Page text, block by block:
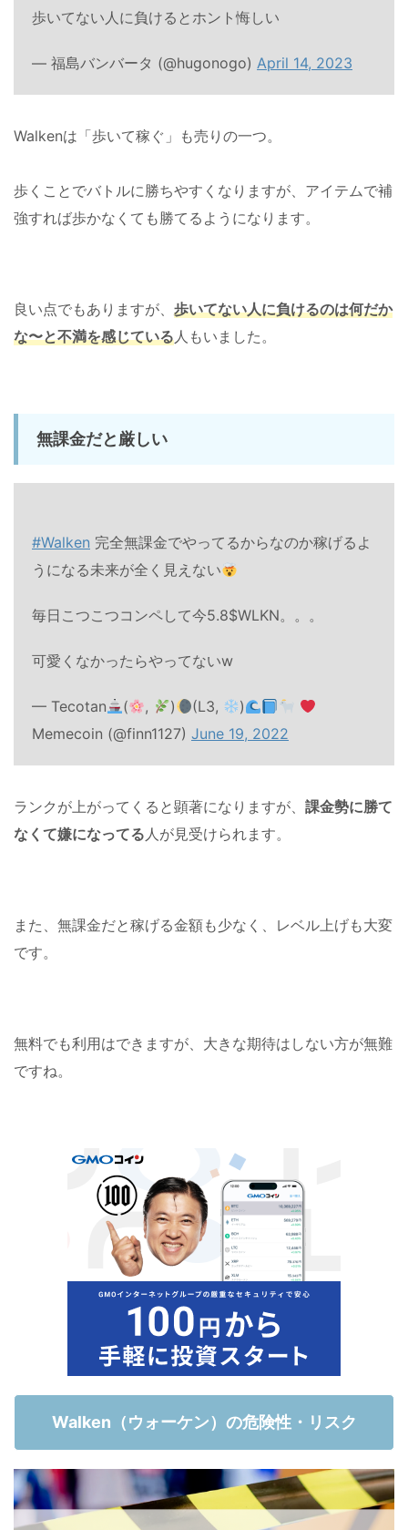
歩いてない人に負けるとホント悔しい
— 福島バンバータ (@hugonogo) April 14, 2023
Walkenは「歩いて稼ぐ」も売りの一つ。
歩くことでバトルに勝ちやすくなりますが、アイテムで補
強すれば歩かなくても勝てるようになります。
良い点でもありますが、 歩いてない人に負けるのは何だか
な〜と不満を感じている人もいました。
無課金だと厳しい
#Walken 完全無課金でやってるからなのか稼げるよ
うになる未来が全く見えない
毎日こつこつコンペして今5.8$WLKN。。。
可愛くなかったらやってないw
— Tecotan ( , ) (L3,
)
Memecoin (@finn1127) June 19, 2022
ランクが上がってくると顕著になりますが、 課金勢に勝て
なくて嫌になってる人が見受けられます。
また、無課金だと稼げる金額も少なく、レベル上げも大変
です。
無料でも利用はできますが、大きな期待はしない方が無難
ですね。
Walken（ウォーケン）の危険性・リスク